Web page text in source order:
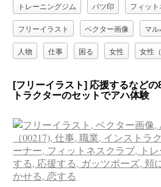
トレーニングジム バツ印 フィッ
フリーイラスト ベクター画像 マ
人物 仕事 困る 女性 女性
[フリーイラスト] 応援するなど
トラクターのセットでアハ体験